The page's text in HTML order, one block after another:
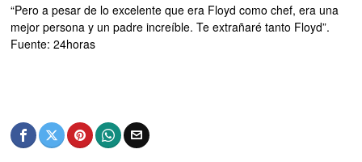
“Pero a pesar de lo excelente que era Floyd como chef, era una
mejor persona y un padre increíble. Te extrañaré tanto Floyd”.
Fuente: 24horas